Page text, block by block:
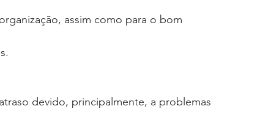
assim como para o bom
devido, principalmente, a problemas